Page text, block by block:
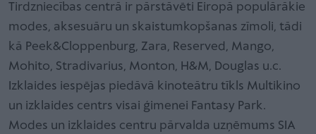
Tirdzniecības centrā ir pārstāvēti Eiropā populārākie
modes, aksesuāru un skaistumkopšanas zīmoli, tādi
kā Peek&Cloppenburg, Zara, Reserved, Mango,
Mohito, Stradivarius, Monton, H&M, Douglas u.c.
Izklaides iespējas piedāvā kinoteātru tīkls Multikino
un izklaides centrs visai ģimenei Fantasy Park.
Modes un izklaides centru pārvalda uzņēmums SIA